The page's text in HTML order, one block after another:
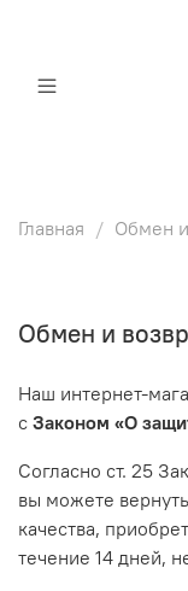
Главная Обмен
Обмен и
Наш интернет-
с Законом «О
Согласно ст. 25
вы можете
качества,
течение 14 дней,